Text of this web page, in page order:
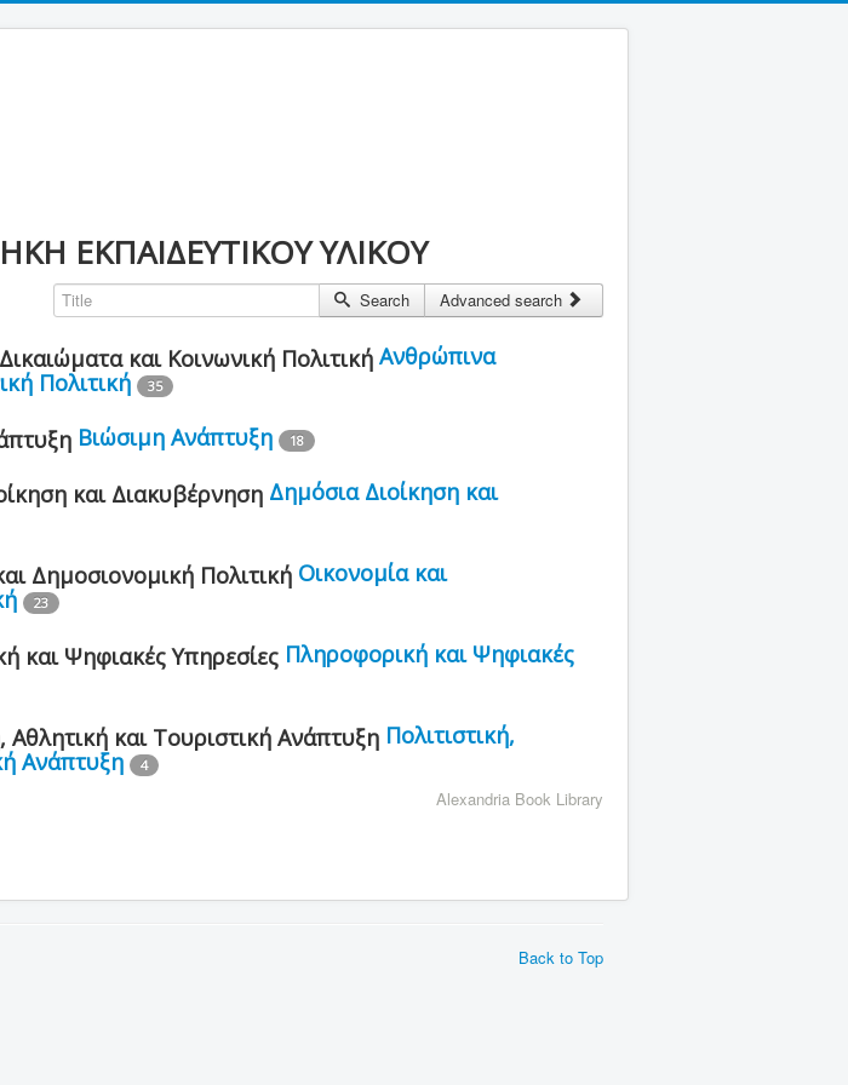
ΕΚΠΑΙΔΕΥΤΙΚΟΥ ΥΛΙΚΟΥ
Search Advanced search
Ανθρώπινα
Πολιτική
35
Βιώσιμη Ανάπτυξη 18
Δημόσια Διοίκηση και
Οικονομία και
23
Πληροφορική και Ψηφιακές
Πολιτιστική,
Ανάπτυξη
4
Alexandria Book Library
Back to Top